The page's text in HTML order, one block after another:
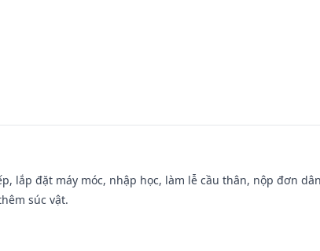
lắp đặt máy móc, nhập học, làm lễ cầu thân, nộp đơn
súc vật.